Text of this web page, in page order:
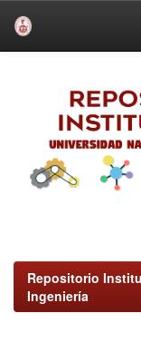
Repositorio
Ingeniería